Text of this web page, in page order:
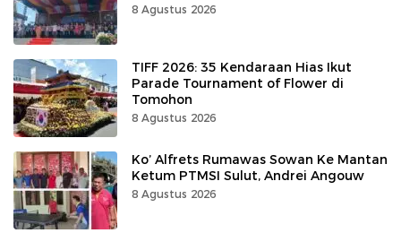
8 Agustus 2026
TIFF 2026: 35 Kendaraan Hias Ikut
Parade Tournament of Flower di
Tomohon
8 Agustus 2026
Ko’ Alfrets Rumawas Sowan Ke Mantan
Ketum PTMSI Sulut, Andrei Angouw
8 Agustus 2026